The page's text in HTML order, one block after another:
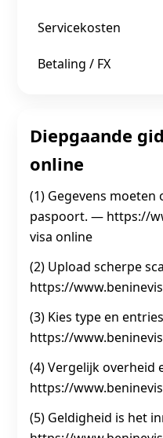
Servicekosten
Betaling / FX
Diepgaande
online
(1) Gegevens
paspoort. — https://
visa online
(2) Upload scherpe
https://
(3) Kies type en
https://
(4) Vergelijk
https://
(5) Geldigheid is het